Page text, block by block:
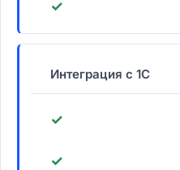
✓
Интеграция с 1С
✓
✓